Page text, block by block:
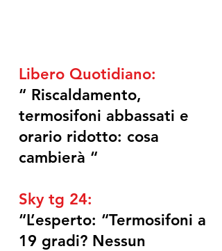
Libero Quotidiano:
“ Riscaldamento,
termosifoni abbassati e
orario ridotto: cosa
cambierà “
Sky tg 24:
“L’esperto: “Termosifoni a
19 gradi? Nessun